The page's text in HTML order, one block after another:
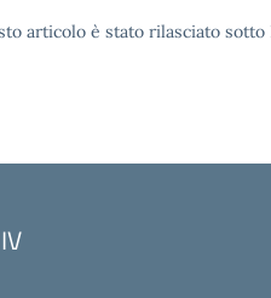
articolo è stato rilasciato